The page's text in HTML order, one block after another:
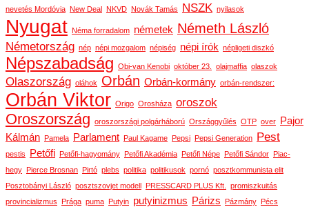
nevetés Mordóvia New Deal NKVD Novák Tamás NSZK nyilasok
Nyugat Néma forradalom németek Németh László
Németország nép népi mozgalom népiség népi írók népligeti diszkó
Népszabadság Obi-van Kenobi október 23. olajmaffia olaszok
Olaszország oláhok Orbán Orbán-kormány orbán-rendszer:
Orbán Viktor Origo Orosháza oroszok
Oroszország oroszországi polgárháború Országgyűlés OTP over
Pajor
Kálmán
Pamela Parlament Paul Kagame Pepsi Pepsi Generation Pest
pestis Petőfi Petőfi-hagyomány Petőfi Akadémia Petőfi Népe Petőfi Sándor
Piac-
hegy
Pierce Brosnan Pirtó plebs politika politikusok pornó posztkommunista elit
Posztobányi László posztszovjet modell PRESSCARD PLUS Kft.
promiszkuitás
provincializmus
Prága puma Putyin putyinizmus Párizs Pázmány Pécs